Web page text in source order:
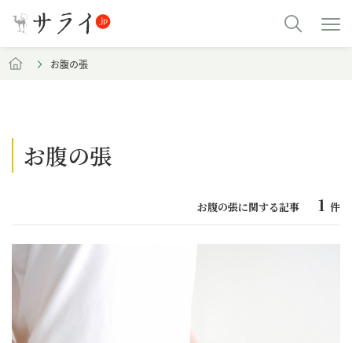
お腹の張
お腹の張
お腹の張に関する記事 1 件